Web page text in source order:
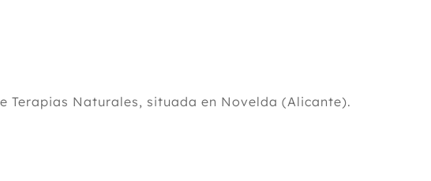
Terapias Naturales, situada en Novelda (Alicante).